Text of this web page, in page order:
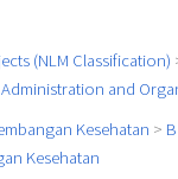
(NLM Classification)
Administration and
Kesehatan >
Kesehatan